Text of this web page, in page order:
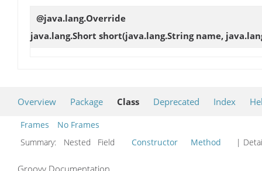
@java.lang.Override
java.lang.Short short(java.lang.String name,
Overview Package Class Deprecated Index
Frames
No Frames
Summary:
Nested Field Constructor Method |